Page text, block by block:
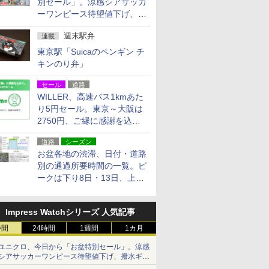
ーワンピース待望値下げ、撥
水ギアショーツは1990円に
連載 週末駅弁
東京駅「Suicaのペンギン チ
キンのり弁」
セール 道路
WILLER、高速バス1kmあた
り5円セール。東京～大阪は
2750円、ご縁に感謝を込め
た20周年記念キャンペーン
道路 シーズン
お盆各地の渋滞、日付・道路
別の通過所要時間の一覧。ピ
ークは下り8日・13日、上り
Impress Watchシリーズ 人気記事
24時間 1週間 1カ月
ニクロ、今日から「お盆特別セール」。涼感
アサッカーワンピース待望値下げ、撥水ギア
ョーツは1990円に